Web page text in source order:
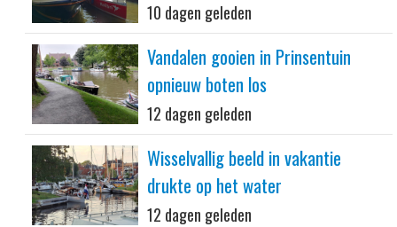
10 dagen geleden
Vandalen gooien in Prinsentuin
opnieuw boten los
12 dagen geleden
Wisselvallig beeld in vakantie
drukte op het water
12 dagen geleden